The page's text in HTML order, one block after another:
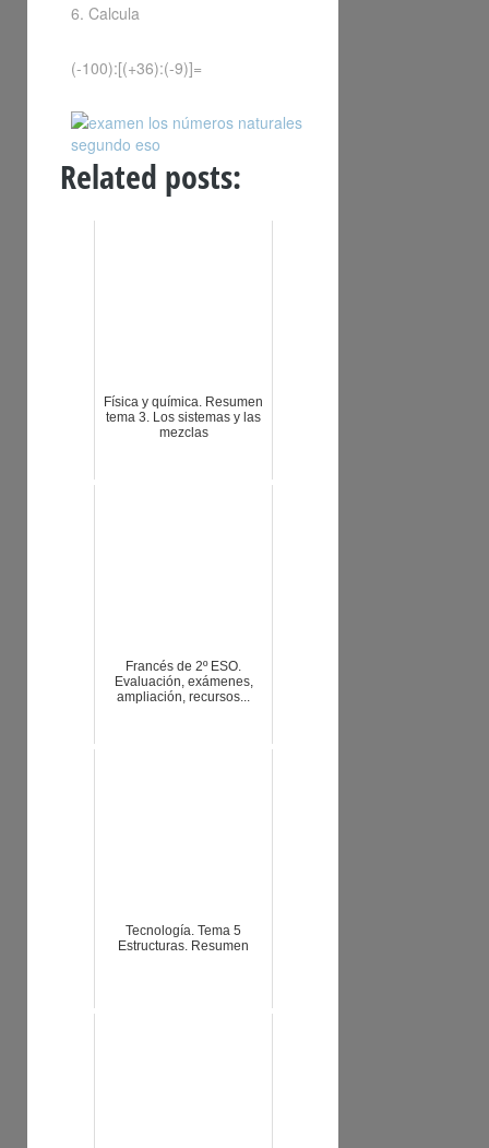
6. Calcula
(-100):[(+36):(-9)]=
Related posts:
Física y química. Resumen
tema 3. Los sistemas y las
mezclas
Francés de 2º ESO.
Evaluación, exámenes,
ampliación, recursos...
Tecnología. Tema 5
Estructuras. Resumen